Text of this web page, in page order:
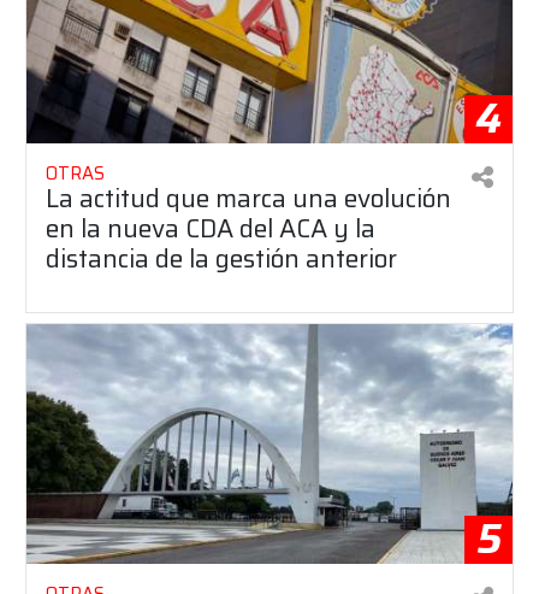
4
OTRAS
La actitud que marca una evolución
en la nueva CDA del ACA y la
distancia de la gestión anterior
5